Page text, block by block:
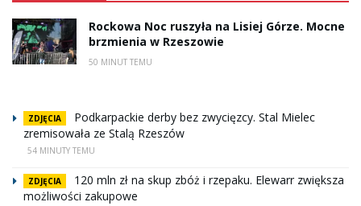
Rockowa Noc ruszyła na Lisiej Górze. Mocne
brzmienia w Rzeszowie
50 MINUT TEMU
ZDJĘCIA
Podkarpackie derby bez zwycięzcy. Stal Mielec
zremisowała ze Stalą Rzeszów
54 MINUTY TEMU
ZDJĘCIA
120 mln zł na skup zbóż i rzepaku. Elewarr zwiększa
możliwości zakupowe